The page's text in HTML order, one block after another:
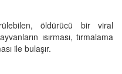
öldürücü bir viral
ısırması, tırmalama
ile bulaşır.